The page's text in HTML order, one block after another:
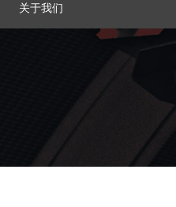
关于我们